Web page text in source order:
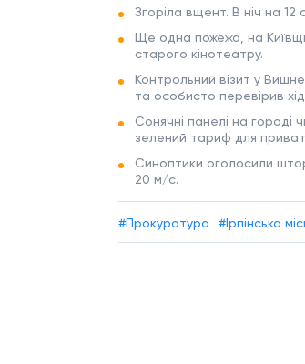
Згоріла вщент. В ніч на 12
Ще одна пожежа, на
старого кінотеатру.
Контрольний візит у
та особисто перевірив
Сонячні панелі на
зелений тариф для
Синоптики оголосили
20 м/с.
#Прокуратура #Ірпінська